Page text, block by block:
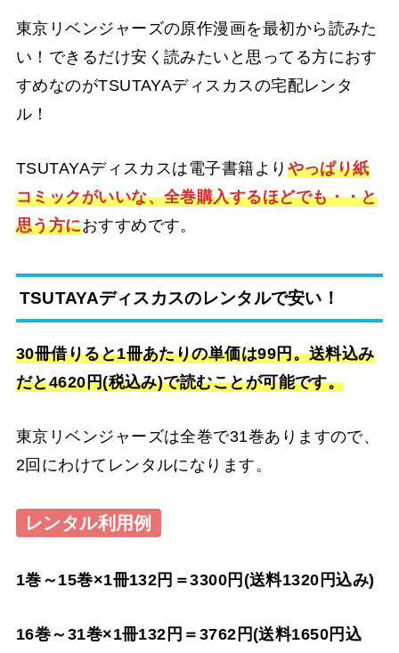
東京リベンジャーズの原作漫画を最初から読みた
い！できるだけ安く読みたいと思ってる方におす
すめなのがTSUTAYAディスカスの宅配レンタ
ル！
TSUTAYAディスカスは電子書籍より やっぱり紙
コミックがいいな、全巻購入するほどでも・・と
思う方におすすめです。
TSUTAYAディスカスのレンタルで安い！
30冊借りると1冊あたりの単価は99円。送料込み
だと4620円(税込み)で読むことが可能です。
東京リベンジャーズは全巻で31巻ありますので、
2回にわけてレンタルになります。
レンタル利用例
1巻～15巻×1冊132円＝3300円(送料1320円込み)
16巻～31巻×1冊132円＝3762円(送料1650円込